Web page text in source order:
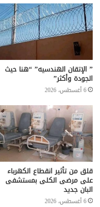
” الإتقان الهندسيه” “هنا حيث
الجودة وأكثر”
6 أغسطس، 2026
قلق من تأثير انقطاع الكهرباء
على مرضى الكلى بمستشفى
البان جديد
6 أغسطس، 2026